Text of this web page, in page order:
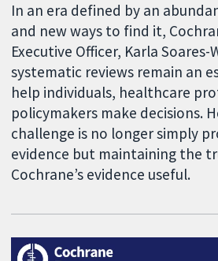
In an era defined by an
and new ways to find it,
Executive Officer, Karla
systematic reviews remain an
help individuals, healthcare
policymakers make decisions.
challenge is no longer simply
evidence but maintaining the
Cochrane’s evidence useful.